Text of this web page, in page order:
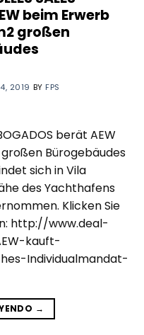
beim Erwerb
großen
4, 2019 BY FPS
berät AEW
Bürogebäudes
sich in Vila
des Yachthafens
Klicken Sie
http://www.deal-
kauft-
Individualmandat-
→